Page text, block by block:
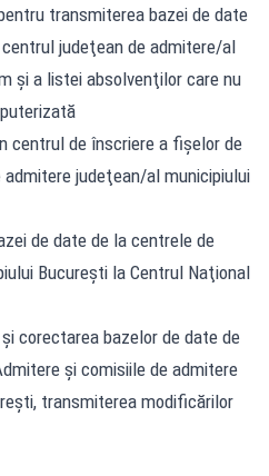
transmiterea bazei de date
judeţean de admitere/al
şi a listei absolvenţilor care nu
centrul de înscriere a fişelor de
judeţean/al municipiului
de date de la centrele de
Bucureşti la Centrul Naţional
corectarea bazelor de date de
şi comisiile de admitere
transmiterea modificărilor